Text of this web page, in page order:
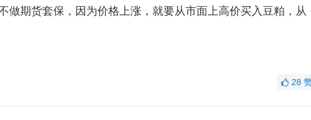
做期货套保，因为价格上涨，就要从市面上高价买入豆粕，从
28